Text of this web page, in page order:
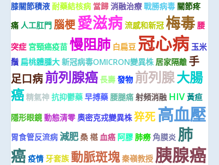
膝關節積液 耐藥結核病 當歸 消融治療 戰勝病毒 關節疼
痛 人工肛門 腦梗愛滋病 流感和新冠 梅毒 腰
突症 宮頸癌疫苗 慢阻肺 白扁豆 冠心病 玉米
鬚 扁桃體腫大 新冠病毒OMICRON變異株 居家隔離 手
足口病前列腺癌 長壽 發物 前列腺大腸
癌精氣神 抗抑鬱藥 早搏藥 腰腿痛 射頻消融 HIV 黃疸
隱形眼鏡動態清零奧密克戎變異株猝死 高血壓
胃食管反流病 減肥桑 椹 血癌 阿膠 肺癆 角膜炎 肺
癌 疫情 牙套族 動脈斑塊秦嶺教授 胰腺癌